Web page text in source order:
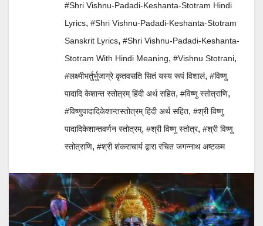
#Shri Vishnu-Padadi-Keshanta-Stotram Hindi
Lyrics, #Shri Vishnu-Padadi-Keshanta-Stotram
Sanskrit Lyrics, #Shri Vishnu-Padadi-Keshanta-
Stotram With Hindi Meaning, #vishnu Stotrani,
#लक्ष्मीभर्तुर्भुजाग्रे कृतवसति सितं यस्य रूपं विशालं, #विष्णु
पादादि केशान्त स्तोत्रम् हिंदी अर्थ सहित, #विष्णु स्तोत्राणि,
#विष्णुपादादिकेशान्तस्तोत्रम् हिंदी अर्थ सहित, #श्री विष्णु
पादादिकेशान्तवर्णन स्तोत्रम्, #श्री विष्णु स्तोत्र, #श्री विष्णु
स्तोत्राणि, #श्री शंकराचार्य द्वारा रचित जगन्नाथ अष्टकम